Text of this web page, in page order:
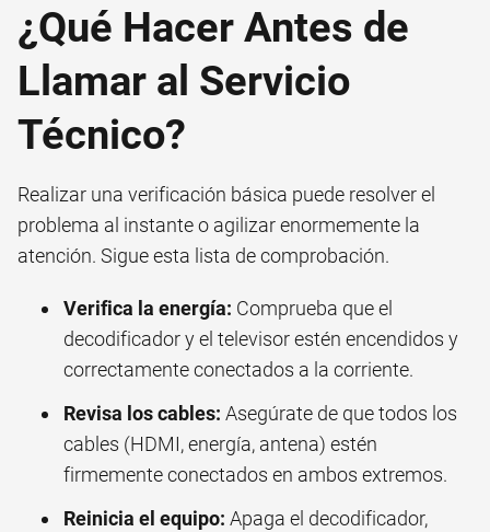
¿Qué Hacer Antes de
Llamar al Servicio
Técnico?
Realizar una verificación básica puede resolver el
problema al instante o agilizar enormemente la
atención. Sigue esta lista de comprobación.
Verifica la energía: Comprueba que el
decodificador y el televisor estén encendidos y
correctamente conectados a la corriente.
Revisa los cables: Asegúrate de que todos los
cables (HDMI, energía, antena) estén
firmemente conectados en ambos extremos.
Reinicia el equipo: Apaga el decodificador,